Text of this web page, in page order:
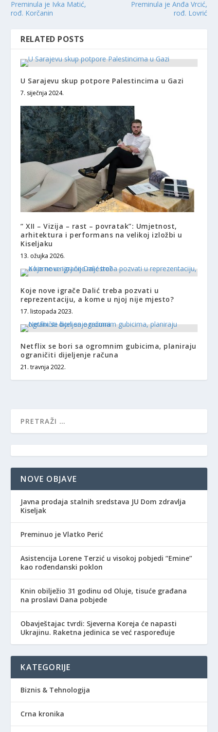
Preminula je Ivka Matić,
rođ. Korčanin
Preminula je Anđa Vrcić,
rođ. Lovrić
RELATED POSTS
U Sarajevu skup potpore Palestincima u Gazi
7. siječnja 2024.
“ XII – Vizija – rast – povratak”: Umjetnost,
arhitektura i performans na velikoj izložbi u
Kiseljaku
13. ožujka 2026.
Koje nove igrače Dalić treba pozvati u
reprezentaciju, a kome u njoj nije mjesto?
17. listopada 2023.
Netflix se bori sa ogromnim gubicima, planiraju
ograničiti dijeljenje računa
21. travnja 2022.
NOVE OBJAVE
Javna prodaja stalnih sredstava JU Dom zdravlja
Kiseljak
Preminuo je Vlatko Perić
Asistencija Lorene Terzić u visokoj pobjedi “Emine”
kao rođendanski poklon
Knin obilježio 31 godinu od Oluje, tisuće građana
na proslavi Dana pobjede
Obavještajac tvrdi: Sjeverna Koreja će napasti
Ukrajinu. Raketna jedinica se već raspoređuje
KATEGORIJE
Biznis & Tehnologija
Crna kronika